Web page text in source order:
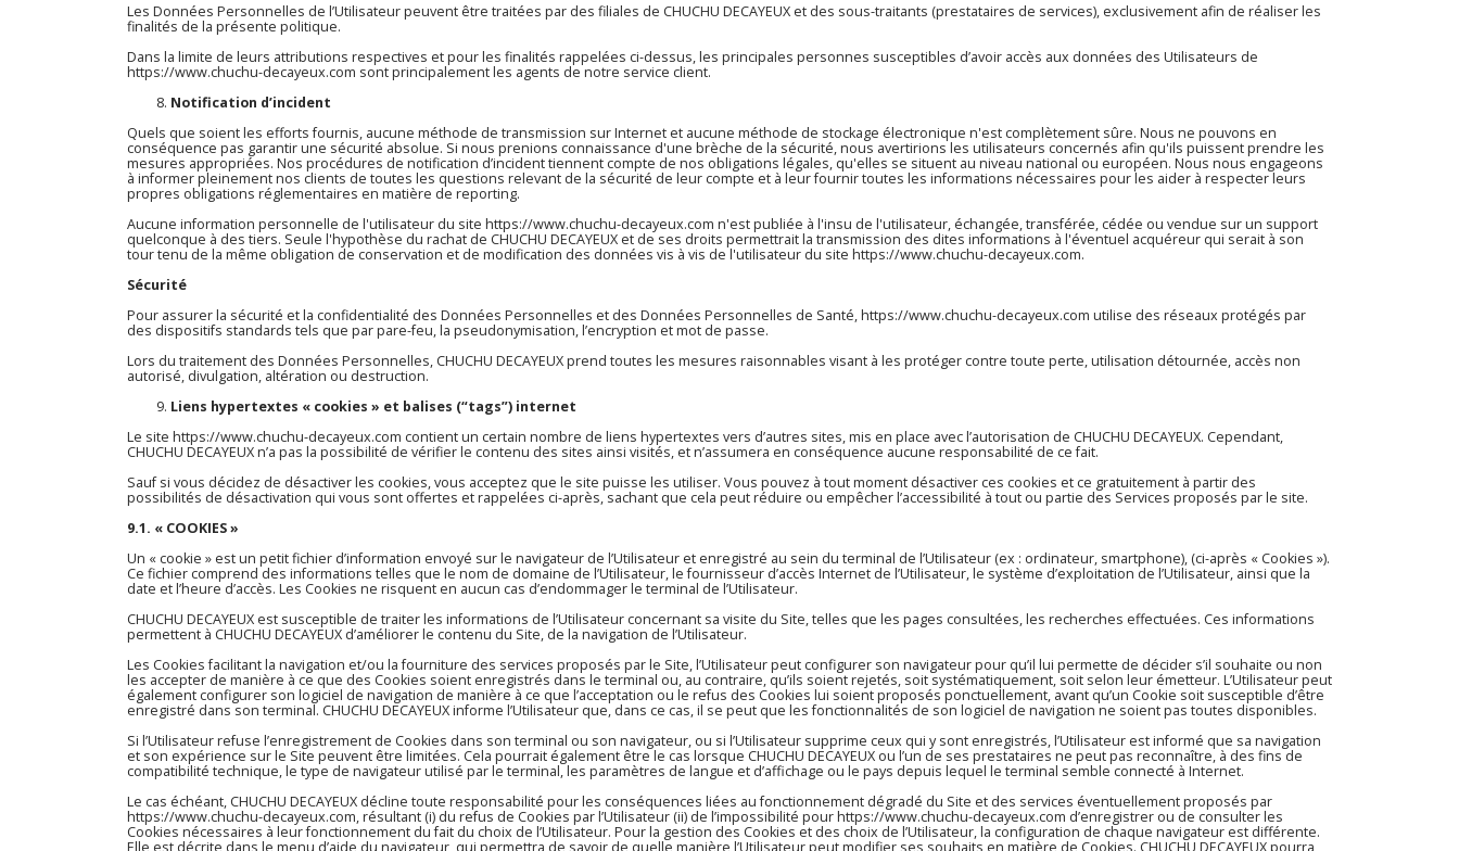
Les Données Personnelles de l’Utilisateur peuvent être traitées par des filiales de CHUCHU DECAYEUX et des sous-traitants (prestataires de services), exclusivement afin de réaliser les
finalités de la présente politique.
Dans la limite de leurs attributions respectives et pour les finalités rappelées ci-dessus, les principales personnes susceptibles d’avoir accès aux données des Utilisateurs de
https://www.chuchu-decayeux.com sont principalement les agents de notre service client.
Notification d’incident
Quels que soient les efforts fournis, aucune méthode de transmission sur Internet et aucune méthode de stockage électronique n'est complètement sûre. Nous ne pouvons en
conséquence pas garantir une sécurité absolue. Si nous prenions connaissance d'une brèche de la sécurité, nous avertirions les utilisateurs concernés afin qu'ils puissent prendre les
mesures appropriées. Nos procédures de notification d’incident tiennent compte de nos obligations légales, qu'elles se situent au niveau national ou européen. Nous nous engageons
à informer pleinement nos clients de toutes les questions relevant de la sécurité de leur compte et à leur fournir toutes les informations nécessaires pour les aider à respecter leurs
propres obligations réglementaires en matière de reporting.
Aucune information personnelle de l'utilisateur du site https://www.chuchu-decayeux.com n'est publiée à l'insu de l'utilisateur, échangée, transférée, cédée ou vendue sur un support
quelconque à des tiers. Seule l'hypothèse du rachat de CHUCHU DECAYEUX et de ses droits permettrait la transmission des dites informations à l'éventuel acquéreur qui serait à son
tour tenu de la même obligation de conservation et de modification des données vis à vis de l'utilisateur du site https://www.chuchu-decayeux.com.
Sécurité
Pour assurer la sécurité et la confidentialité des Données Personnelles et des Données Personnelles de Santé,https://www.chuchu-decayeux.com utilise des réseaux protégés par
des dispositifs standards tels que par pare-feu, la pseudonymisation, l’encryption et mot de passe.
Lors du traitement des Données Personnelles, CHUCHU DECAYEUX prend toutes les mesures raisonnables visant à les protéger contre toute perte, utilisation détournée, accès non
autorisé, divulgation, altération ou destruction.
Liens hypertextes « cookies » et balises (“tags”) internet
Le site https://www.chuchu-decayeux.com contient un certain nombre de liens hypertextes vers d’autres sites, mis en place avec l’autorisation de CHUCHU DECAYEUX. Cependant,
CHUCHU DECAYEUX n’a pas la possibilité de vérifier le contenu des sites ainsi visités, et n’assumera en conséquence aucune responsabilité de ce fait.
Sauf si vous décidez de désactiver les cookies, vous acceptez que le site puisse les utiliser. Vous pouvez à tout moment désactiver ces cookies et ce gratuitement à partir des
possibilités de désactivation qui vous sont offertes et rappelées ci-après, sachant que cela peut réduire ou empêcher l’accessibilité à tout ou partie des Services proposés par le site.
9.1. « COOKIES »
Un « cookie » est un petit fichier d’information envoyé sur le navigateur de l’Utilisateur et enregistré au sein du terminal de l’Utilisateur (ex : ordinateur, smartphone), (ci-après « Cookies »).
Ce fichier comprend des informations telles que le nom de domaine de l’Utilisateur, le fournisseur d’accès Internet de l’Utilisateur, le système d’exploitation de l’Utilisateur, ainsi que la
date et l’heure d’accès. Les Cookies ne risquent en aucun cas d’endommager le terminal de l’Utilisateur.
CHUCHU DECAYEUX est susceptible de traiter les informations de l’Utilisateur concernant sa visite du Site, telles que les pages consultées, les recherches effectuées. Ces informations
permettent à CHUCHU DECAYEUX d’améliorer le contenu du Site, de la navigation de l’Utilisateur.
Les Cookies facilitant la navigation et/ou la fourniture des services proposés par le Site, l’Utilisateur peut configurer son navigateur pour qu’il lui permette de décider s’il souhaite ou non
les accepter de manière à ce que des Cookies soient enregistrés dans le terminal ou, au contraire, qu’ils soient rejetés, soit systématiquement, soit selon leur émetteur. L’Utilisateur peut
également configurer son logiciel de navigation de manière à ce que l’acceptation ou le refus des Cookies lui soient proposés ponctuellement, avant qu’un Cookie soit susceptible d’être
enregistré dans son terminal. CHUCHU DECAYEUX informe l’Utilisateur que, dans ce cas, il se peut que les fonctionnalités de son logiciel de navigation ne soient pas toutes disponibles.
Si l’Utilisateur refuse l’enregistrement de Cookies dans son terminal ou son navigateur, ou si l’Utilisateur supprime ceux qui y sont enregistrés, l’Utilisateur est informé que sa navigation
et son expérience sur le Site peuvent être limitées. Cela pourrait également être le cas lorsque CHUCHU DECAYEUX ou l’un de ses prestataires ne peut pas reconnaître, à des fins de
compatibilité technique, le type de navigateur utilisé par le terminal, les paramètres de langue et d’affichage ou le pays depuis lequel le terminal semble connecté à Internet.
Le cas échéant, CHUCHU DECAYEUX décline toute responsabilité pour les conséquences liées au fonctionnement dégradé du Site et des services éventuellement proposés par
https://www.chuchu-decayeux.com, résultant (i) du refus de Cookies par l’Utilisateur (ii) de l’impossibilité pourhttps://www.chuchu-decayeux.com d’enregistrer ou de consulter les
Cookies nécessaires à leur fonctionnement du fait du choix de l’Utilisateur. Pour la gestion des Cookies et des choix de l’Utilisateur, la configuration de chaque navigateur est différente.
Elle est décrite dans le menu d’aide du navigateur, qui permettra de savoir de quelle manière l’Utilisateur peut modifier ses souhaits en matière de Cookies. CHUCHU DECAYEUX pourra